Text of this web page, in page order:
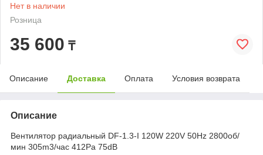
Нет в наличии
Розница
35 600 ₸
Описание Доставка Оплата Условия возврата
Описание
Вентилятор радиальный DF-1.3-I 120W 220V 50Hz 2800об/
мин 305m3/час 412Pa 75dB